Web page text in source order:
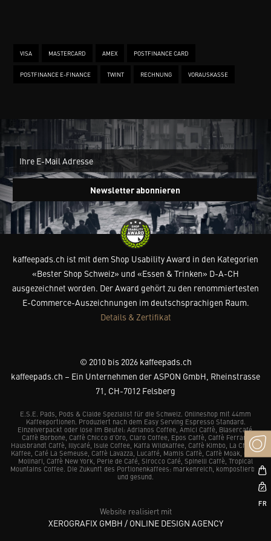
VISA MASTERCARD AMEX POSTFINANCE CARD
POSTFINANCE E-FINANCE TWINT RECHNUNG VORAUSKASSE
Newsletter abonnieren
kaffeepads.ch ist mit dem Shop Usability Award in den Kategorien
«Bester Shop Schweiz» und «Essen & Trinken» D-A-CH
ausgezeichnet worden. Der Award gehört zu den renommiertesten
E-Commerce-Auszeichnungen im deutschsprachigen Raum.
Details & Zertifikat
© 2010 bis 2026 kaffeepads.ch
kaffeepads.ch – Ein Unternehmen der ASPON GmbH, Rheinstrasse
71, CH-7012 Felsberg
E.S.E. Pads, Pods & Cialde Spezialist für die Schweiz. Onlineshop mit 44mm
Kaffeeportionen. Produziert nach dem Easy Serving Espresso Standard.
Einzelverpackt oder lose im Beutel: Adrianos Coffee, Amici Caffè, Blasercafé,
Caffè Borbone, Caffè Chicco d’Oro, Claro Coffee, Epos Caffè, Caffè Ferrari,
Hausbrandt Caffè, Illycafé, Isule Coffee, Kaffa Wildkaffee, Caffè Kimbo, La Chacra
Kaffee, Café La Semeuse, Caffè Lavazza, Lucaffé, Mamis Caffè, Caffè Moak, Caffè
Molinari, Caffè New York, Perle de Café, Sirocco Café, Spinelli Caffè, Tropical
Mountains Coffee. Die Zukunft des Portionenkaffees: markenreich, kompostierbar
und gesund.
Website realisiert mit
XEROGRAFIX GMBH / ONLINE DESIGN AGENCY